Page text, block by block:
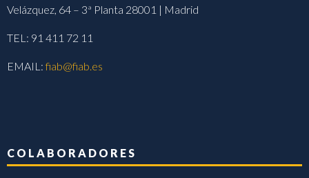
Velázquez, 64 – 3ª Planta 28001 | Madrid
TEL: 91 411 72 11
EMAIL:fiab@fiab.es
COLABORADORES